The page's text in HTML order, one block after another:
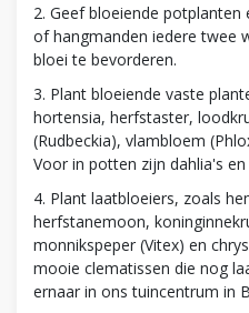
2. Geef bloeiende potplanten
of hangmanden iedere twee
bloei te bevorderen.
3. Plant bloeiende vaste
hortensia, herfstaster,
(Rudbeckia), vlambloem
Voor in potten zijn dahlia's
4. Plant laatbloeiers, zoals
herfstanemoon,
monnikspeper (Vitex) en
mooie clematissen die nog
ernaar in ons tuincentrum in